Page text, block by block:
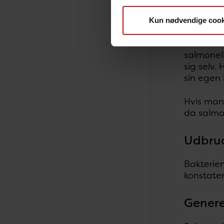
Kun nødvendige
Hvad
Selvom
sig selv.
sin
Hvis
da